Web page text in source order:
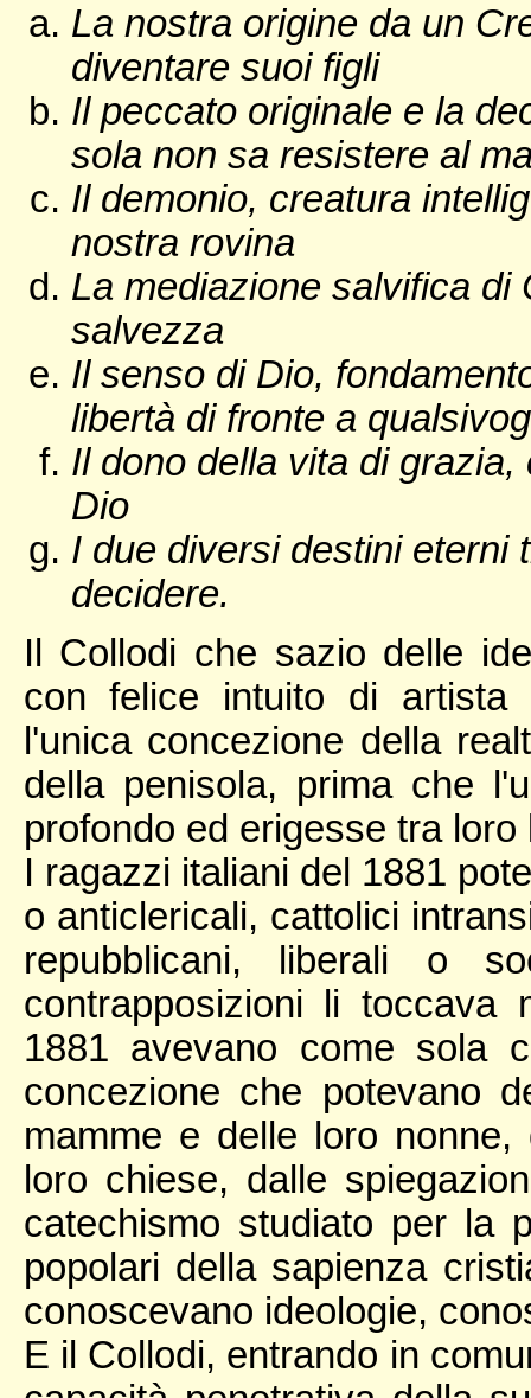
La nostra origine da un
diventare suoi figli
Il peccato originale e la
sola non sa resistere al
Il demonio, creatura
nostra rovina
La mediazione salvifica di
salvezza
Il senso di Dio,
libertà di fronte a
Il dono della vita di
Dio
I due diversi destini eterni
decidere.
Il Collodi che sazio delle
con felice intuito di artista
l'unica concezione della
della penisola, prima che
profondo ed erigesse tra
I ragazzi italiani del 1881
o anticlericali, cattolici
repubblicani, liberali o
contrapposizioni li toccava
1881 avevano come sola
concezione che potevano
mamme e delle loro
loro chiese, dalle
catechismo studiato per la
popolari della sapienza
conoscevano ideologie,
E il Collodi, entrando in